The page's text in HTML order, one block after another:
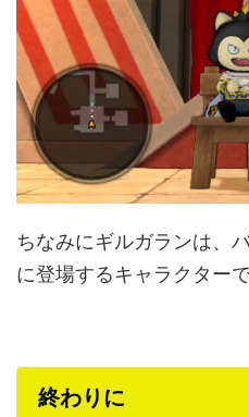
ちなみにギルガランは、
に登場するキャラクターで
終わりに